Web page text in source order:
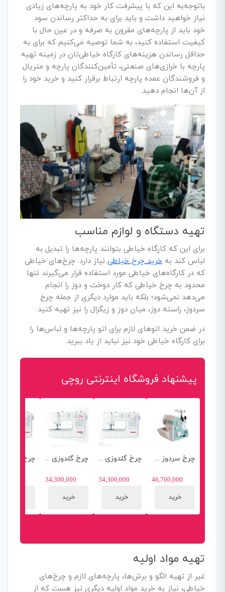
باتوجه‌به این که با پیشرفت کار خود به پارچه‌های زیادی
نیاز خواهید داشت و باید برای به حداکثر رساندن سود
خود باید از پارچه‌های مقرون به صرفه و در عین حال با
کیفیت استفاده کنید، به شما توصیه می‌کنیم که برای به
حداقل رساندن هزینه‌های کارگاه خیاطی‌تان در زمینه تهیه
پارچه با خرازی‌های صنعتی، تأمین‌کنندگان پارچه و متریال
و فروشندگان عمده پارچه ارتباط برقرار کنید و خرید خود را
از آن‌ها انجام دهید.
تهیه دستگاه و لوازم مناسب
برای این که کارگاه خیاطی بتوانند پارچه‌ها را تبدیل به
لباس کند به خرید چرخ خیاطی نیاز دارد. چرخ‌های خیاطی
که در کارگاه‌های خیاطی مورد استفاده قرار می‌گیرند تنها
محدود به چرخ خیاطی که کار دوخت و دوز را انجام
می‌دهد نمی‌شود؛ بلکه باید موارد دیگری از جمله چرخ
سردوز، راسته دوز، میان دوز و زیگزال را نیز تهیه کنید.
در ضمن خرید اتوهای لازم برای اتو پارچه‌ها و لباس‌ها را
برای کارگاه خیاطی خود نیز نباید از یاد ببرید.
پیشنهاد فروشگاه اینترنتی روچی
چرخ سردوز مارشال مدل MR304
46,700,000
خرید
چرخ گلدوزی مارشال 36 کاره مدل 960max
34,300,000
خرید
چرخ گلدوزی مارشال 36 کاره مدل 950max
34,300,000
خرید
تهیه مواد اولیه
غیر از تهیه الگو و برش‌ها، پارچه‌های لازم و چرخ‌های
خیاطی، نیاز به خرید مواد اولیه دیگری نیز هست که از